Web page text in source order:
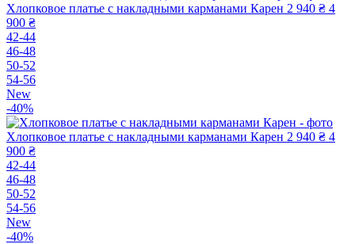
Хлопковое платье с накладными карманами Карен 2 940 ₴ 4
900 ₴
42-44
46-48
50-52
54-56
New
-40%
Хлопковое платье с накладными карманами Карен 2 940 ₴ 4
900 ₴
42-44
46-48
50-52
54-56
New
-40%